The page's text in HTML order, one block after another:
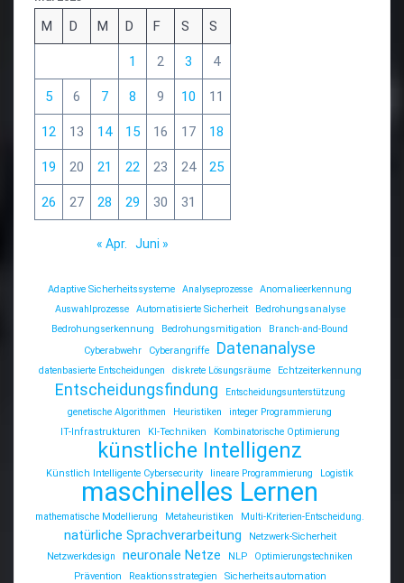
M D M D F S S
1 2 3 4
5 6 7 8 9 10 11
12 13 14 15 16 17 18
19 20 21 22 23 24 25
26 27 28 29 30 31
« Apr. Juni »
Adaptive Sicherheitssysteme Analyseprozesse
Anomalieerkennung
Auswahlprozesse
Automatisierte Sicherheit
Bedrohungsanalyse
Bedrohungserkennung
Bedrohungsmitigation
Branch-and-Bound
Cyberabwehr
Cyberangriffe Datenanalyse
datenbasierte Entscheidungen diskrete Lösungsräume Echtzeiterkennung
Entscheidungsfindung
Entscheidungsunterstützung
genetische Algorithmen
Heuristiken
integer Programmierung
IT-Infrastrukturen
KI-Techniken Kombinatorische Optimierung
künstliche Intelligenz
Künstlich Intelligente Cybersecurity lineare Programmierung Logistik
maschinelles Lernen
mathematische Modellierung Metaheuristiken Multi-Kriterien-Entscheidung.
natürliche Sprachverarbeitung
Netzwerk-Sicherheit
Netzwerkdesign
neuronale Netze NLP
Optimierungstechniken
Prävention
Reaktionsstrategien
Sicherheitsautomation